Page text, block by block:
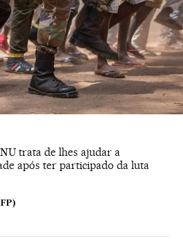
trata de lhes ajudar a
após ter participado da luta